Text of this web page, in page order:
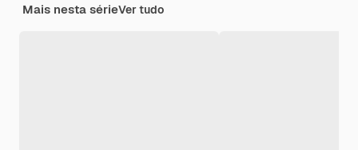
Mais nesta sérieVer tudo